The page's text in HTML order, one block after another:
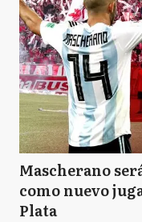
Mascherano
como nuevo
Plata